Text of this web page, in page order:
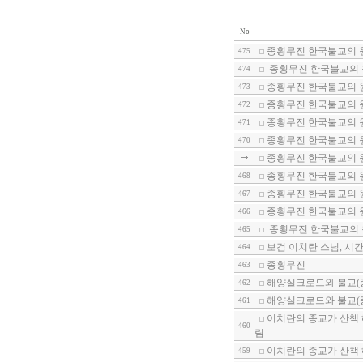
No
475 종횡무진 한국불교의
474 종횡무진 한국불교
473 종횡무진 한국불교의
472 종횡무진 한국불교의
471 종횡무진 한국불교의
470
종횡무진 한국불교의
종횡무진 한국불교의
468 종횡무진 한국불교의
467 종횡무진 한국불교의
466 종횡무진 한국불교의
465 종횡무진 한국불교
464 보검 이치란 스님, 시
463 종횡무진
462 해양실크로드와 불교
461 해양실크로드와 불교(
460
이치란의 종교가 산
림
459 이치란의 종교가 산